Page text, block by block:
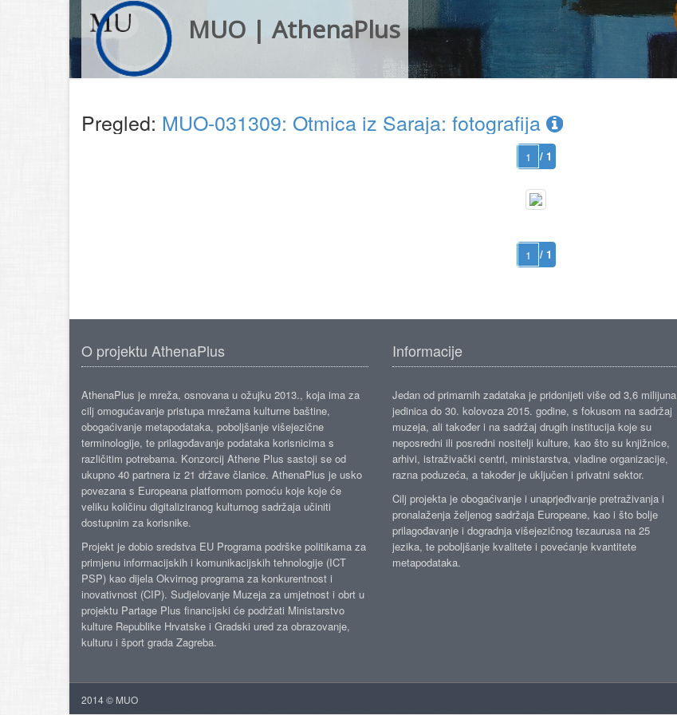
MUO | AthenaPlus
Pregled: MUO-031309: Otmica iz Saraja: fotografija
/ 1
/ 1
O projektu AthenaPlus
AthenaPlus je mreža, osnovana u ožujku 2013., koja ima za
cilj omogućavanje pristupa mrežama kulturne baštine,
obogaćivanje metapodataka, poboljšanje višejezične
terminologije, te prilagođavanje podataka korisnicima s
različitim potrebama. Konzorcij Athene Plus sastoji se od
ukupno 40 partnera iz 21 države članice. AthenaPlus je usko
povezana s Europeana platformom pomoću koje koje će
veliku količinu digitaliziranog kulturnog sadržaja učiniti
dostupnim za korisnike.
Projekt je dobio sredstva EU Programa podrške politikama za
primjenu informacijskih i komunikacijskih tehnologije (ICT
PSP) kao dijela Okvirnog programa za konkurentnost i
inovativnost (CIP). Sudjelovanje Muzeja za umjetnost i obrt u
projektu Partage Plus financijski će podržati Ministarstvo
kulture Republike Hrvatske i Gradski ured za obrazovanje,
kulturu i šport grada Zagreba.
Informacije
Jedan od primarnih zadataka je pridonijeti više od 3,6 milijuna
jedinica do 30. kolovoza 2015. godine, s fokusom na sadržaj
muzeja, ali također i na sadržaj drugih institucija koje su
neposredni ili posredni nositelji kulture, kao što su knjižnice,
arhivi, istraživački centri, ministarstva, vladine organizacije,
razna poduzeća, a također je uključen i privatni sektor.
Cilj projekta je obogaćivanje i unaprjeđivanje pretraživanja i
pronalaženja željenog sadržaja Europeane, kao i što bolje
prilagođavanje i dogradnja višejezičnog tezaurusa na 25
jezika, te poboljšanje kvalitete i povećanje kvantitete
metapodataka.
2014 © MUO